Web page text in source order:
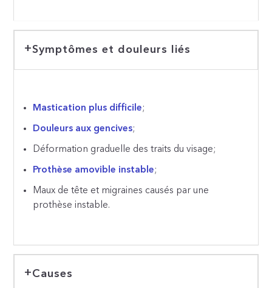
Symptômes et douleurs liés
Mastication plus difficile;
Douleurs aux gencives;
Déformation graduelle des traits du visage;
Prothèse amovible instable;
Maux de tête et migraines causés par une
prothèse instable.
Causes